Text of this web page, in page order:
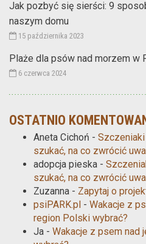
Jak pozbyć się sierści: 9
naszym domu
15 października 2023
Plaże dla psów nad morzem w
6 czerwca 2024
OSTATNIO
Aneta Cichoń -
szukać, na co zwrócić
adopcja pieska -
szukać, na co zwrócić
Zuzanna - Zapytaj o
psiPARK.pl - Wakacje z
region Polski wybrać?
Ja - Wakacje z psem nad